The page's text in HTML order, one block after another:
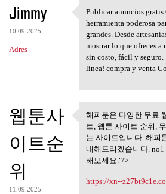
Jimmy
10.09.2025
Adres
Publicar anuncios
Publicar anuncios gratis
herramienta poderosa
grandes. Desde
mostrar lo que ofreces a
sin costo, fácil y seguro.
línea! compra y venta
웹툰사
이트순
위
11.09.2025
해피툰은 다양
미리보기 사이
해피툰은 다양한 무료
트, 웹툰 사이트 순위,
는 사이트입니다. 해피
내해드리겠습니다.
해보세요."/>
https://xn--